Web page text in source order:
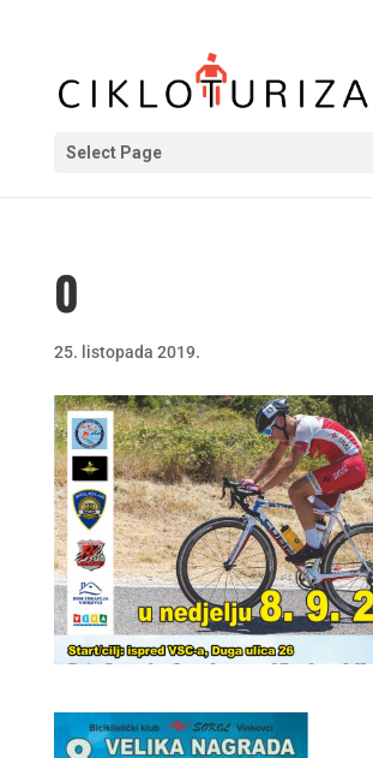
Select Page
0
25. listopada 2019.